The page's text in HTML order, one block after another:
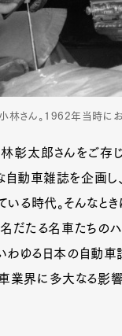
林さん。1962年当時に
彰太郎さんをご存
動車雑誌を企画し
る時代。そんなと
名だたる名車たちの
わゆる日本の自動車
業界に多大なる影